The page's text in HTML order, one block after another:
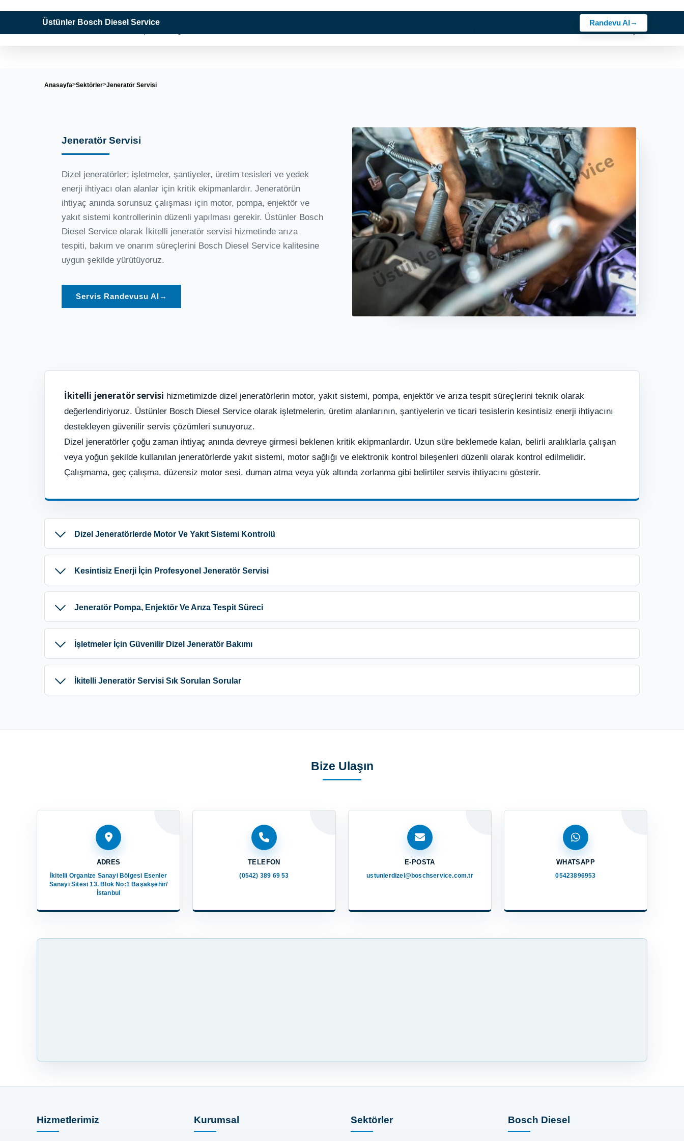
Randevu Al
Üstünler Bosch Diesel Service
Bosch Ürünler Kariyer İletişim
Anasayfa Sektörler Jeneratör Servisi
Jeneratör Servisi
Dizel jeneratörler; işletmeler, şantiyeler, üretim tesisleri ve yedek
enerji ihtiyacı olan alanlar için kritik ekipmanlardır. Jeneratörün
ihtiyaç anında sorunsuz çalışması için motor, pompa, enjektör ve
yakıt sistemi kontrollerinin düzenli yapılması gerekir. Üstünler Bosch
Diesel Service olarak İkitelli jeneratör servisi hizmetinde arıza
tespiti, bakım ve onarım süreçlerini Bosch Diesel Service kalitesine
uygun şekilde yürütüyoruz.
Servis Randevusu Al →
İkitelli jeneratör servisi hizmetimizde dizel jeneratörlerin motor, yakıt sistemi, pompa, enjektör ve arıza tespit süreçlerini teknik olarak
değerlendiriyoruz. Üstünler Bosch Diesel Service olarak işletmelerin, üretim alanlarının, şantiyelerin ve ticari tesislerin kesintisiz enerji ihtiyacını
destekleyen güvenilir servis çözümleri sunuyoruz.
Dizel jeneratörler çoğu zaman ihtiyaç anında devreye girmesi beklenen kritik ekipmanlardır. Uzun süre beklemede kalan, belirli aralıklarla çalışan
veya yoğun şekilde kullanılan jeneratörlerde yakıt sistemi, motor sağlığı ve elektronik kontrol bileşenleri düzenli olarak kontrol edilmelidir.
Çalışmama, geç çalışma, düzensiz motor sesi, duman atma veya yük altında zorlanma gibi belirtiler servis ihtiyacını gösterir.
Dizel Jeneratörlerde Motor Ve Yakıt Sistemi Kontrolü
Kesintisiz Enerji İçin Profesyonel Jeneratör Servisi
Jeneratör Pompa, Enjektör Ve Arıza Tespit Süreci
İşletmeler İçin Güvenilir Dizel Jeneratör Bakımı
İkitelli Jeneratör Servisi Sık Sorulan Sorular
Bize Ulaşın
ADRES
İkitelli Organize Sanayi Bölgesi Esenler
Sanayi Sitesi 13. Blok No:1 Başakşehir/
İstanbul
TELEFON
(0542) 389 69 53
E-POSTA
ustunlerdizel@boschservice.com.tr
WHATSAPP
05423896953
Hizmetlerimiz Kurumsal Sektörler Bosch Diesel